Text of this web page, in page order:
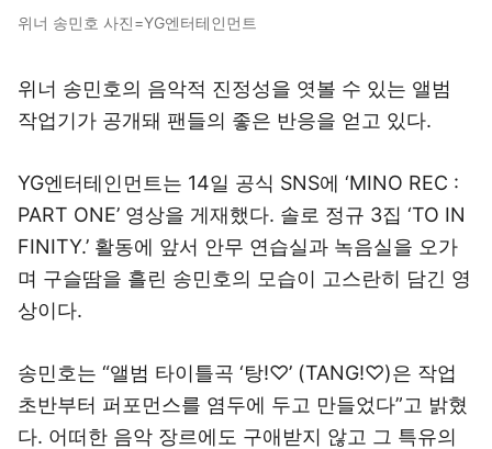
위너 송민호 사진=YG엔터테인먼트
위너 송민호의 음악적 진정성을 엿볼 수 있는 앨범
작업기가 공개돼 팬들의 좋은 반응을 얻고 있다.
YG엔터테인먼트는 14일 공식 SNS에 ‘MINO REC :
PART ONE’ 영상을 게재했다. 솔로 정규 3집 ‘TO IN
FINITY.’ 활동에 앞서 안무 연습실과 녹음실을 오가
며 구슬땀을 흘린 송민호의 모습이 고스란히 담긴 영
상이다.
송민호는 “앨범 타이틀곡 ‘탕!♡’ (TANG!♡)은 작업
초반부터 퍼포먼스를 염두에 두고 만들었다”고 밝혔
다. 어떠한 음악 장르에도 구애받지 않고 그 특유의